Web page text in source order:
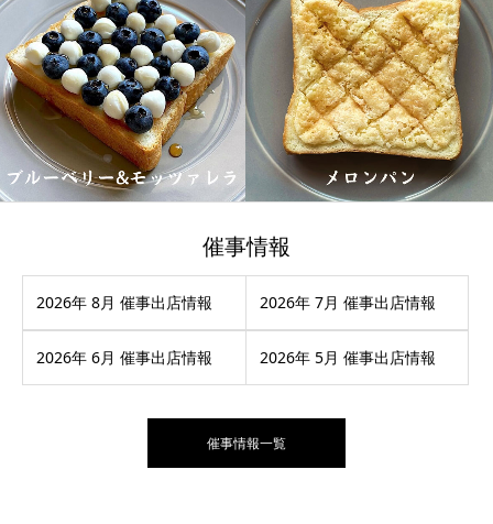
催事情報
2026年 8月 催事出店情報 2026年 7月 催事出店情報
2026年 6月 催事出店情報 2026年 5月 催事出店情報
催事情報一覧